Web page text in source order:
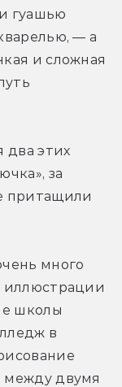
гуашью
— а
и сложная
два этих
за
притащили
много
иллюстрации
школы
в
между двумя